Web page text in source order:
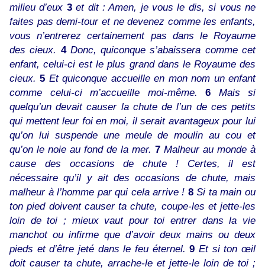
milieu d’eux 3 et dit : Amen, je vous le dis, si vous ne
faites pas demi-tour et ne devenez comme les enfants,
vous n’entrerez certainement pas dans le Royaume
des cieux. 4 Donc, quiconque s’abaissera comme cet
enfant, celui-ci est le plus grand dans le Royaume des
cieux. 5 Et quiconque accueille en mon nom un enfant
comme celui-ci m’accueille moi-même.
6
Mais si
quelqu’un devait causer la chute de l’un de ces petits
qui mettent leur foi en moi, il serait avantageux pour lui
qu’on lui suspende une meule de moulin au cou et
qu’on le noie au fond de la mer. 7 Malheur au monde à
cause des occasions de chute ! Certes, il est
nécessaire qu’il y ait des occasions de chute, mais
malheur à l’homme par qui cela arrive ! 8 Si ta main ou
ton pied doivent causer ta chute, coupe-les et jette-les
loin de toi ; mieux vaut pour toi entrer dans la vie
manchot ou infirme que d’avoir deux mains ou deux
pieds et d’être jeté dans le feu éternel. 9 Et si ton œil
doit causer ta chute, arrache-le et jette-le loin de toi ;